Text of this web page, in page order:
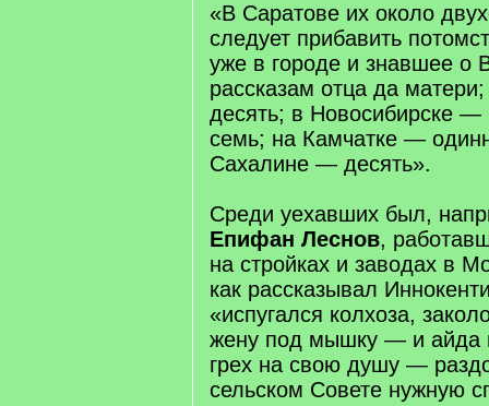
«В Саратове их около
следует прибавить
уже в городе и знавшее о
рассказам отца да
десять; в Новосибирске
семь; на Камчатке —
Сахалине — десять».
Среди уехавших был,
Епифан Леснов,
на стройках и заводах в
как рассказывал
«испугался колхоза,
жену под мышку — и айда
грех на свою душу —
сельском Совете нужную